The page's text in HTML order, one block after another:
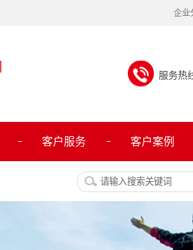
企业
服务热
客户服务 客户案例